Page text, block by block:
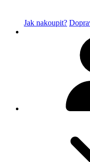
Jak nakoupit?